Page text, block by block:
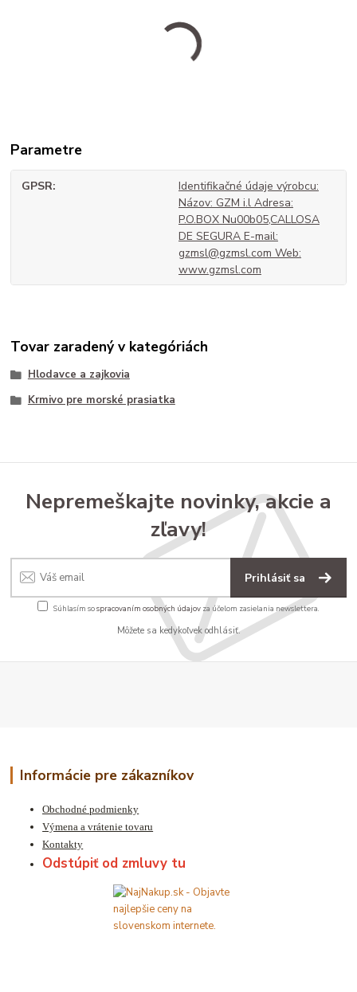
Parametre
GPSR
Identifikačné údaje výrobcu:
Názov: GZM i.l Adresa:
P.O.BOX Nu00b05,CALLOSA
DE SEGURA E-mail:
gzmsl@gzmsl.com Web:
www.gzmsl.com
Tovar zaradený v kategóriách
Hlodavce a zajkovia
Krmivo pre morské prasiatka
Nepremeškajte novinky, akcie a
zľavy!
Prihlásiť sa
Súhlasím sospracovaním osobných údajov za účelom zasielania newslettera.
Môžete sa kedykoľvek odhlásiť.
Informácie pre zákazníkov
Obchodné podmienky
Výmena a vrátenie tovaru
Kontakty
Odstúpiť od zmluvy tu